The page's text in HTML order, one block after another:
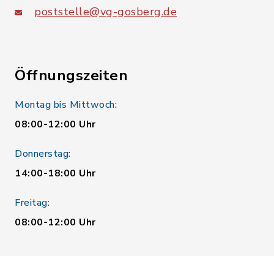
poststelle@vg-gosberg.de
Öffnungszeiten
Montag bis Mittwoch:
08:00-12:00 Uhr
Donnerstag:
14:00-18:00 Uhr
Freitag:
08:00-12:00 Uhr